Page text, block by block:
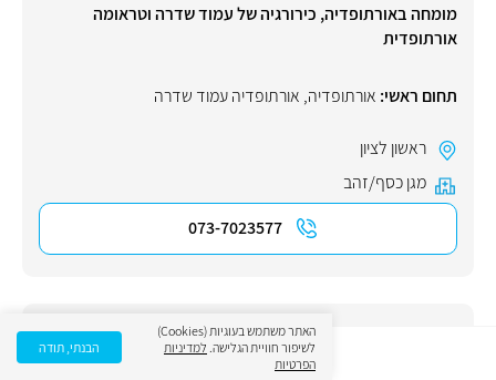
מומחה באורתופדיה, כירורגיה של עמוד שדרה וטראומה
אורתופדית
תחום ראשי: אורתופדיה, אורתופדיה עמוד שדרה
ראשון לציון
מגן כסף/זהב
073-7023577
ד"ר עמית קרן
האתר משתמש בעוגיות (Cookies)
לשיפור חוויית הגלישה. למדיניות
הפרטיות
הבנתי, תודה